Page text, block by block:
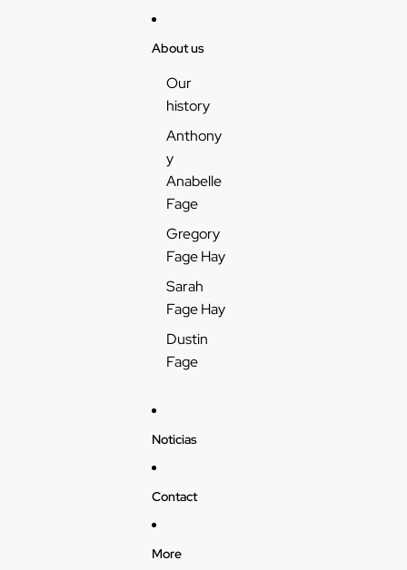
About us
Our
history
Anthony
y
Anabelle
Fage
Gregory
Fage Hay
Sarah
Fage Hay
Dustin
Fage
Noticias
Contact
More